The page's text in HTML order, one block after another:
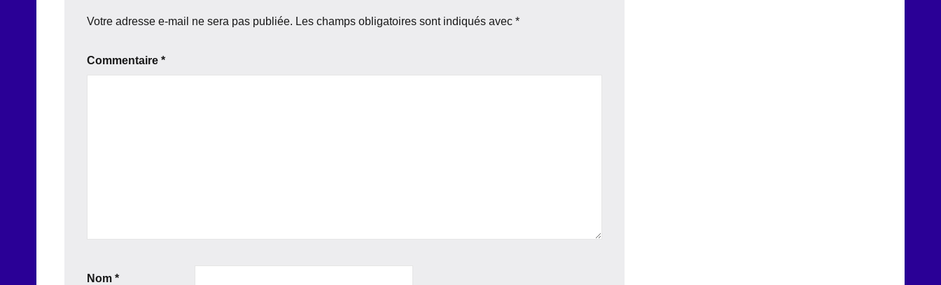
Votre adresse e-mail ne sera pas publiée. Les champs obligatoires sont indiqués avec *
Commentaire *
Nom *